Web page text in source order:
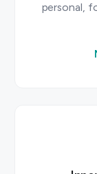
personal,